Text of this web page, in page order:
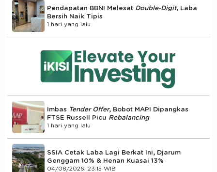
Pendapatan BBNI Melesat Double-Digit, Laba
Bersih Naik Tipis
1 hari yang lalu
Imbas Tender Offer, Bobot MAPI Dipangkas
FTSE Russell Picu Rebalancing
1 hari yang lalu
SSIA Cetak Laba Lagi Berkat Ini, Djarum
Genggam 10% & Henan Kuasai 13%
04/08/2026, 23:15 WIB